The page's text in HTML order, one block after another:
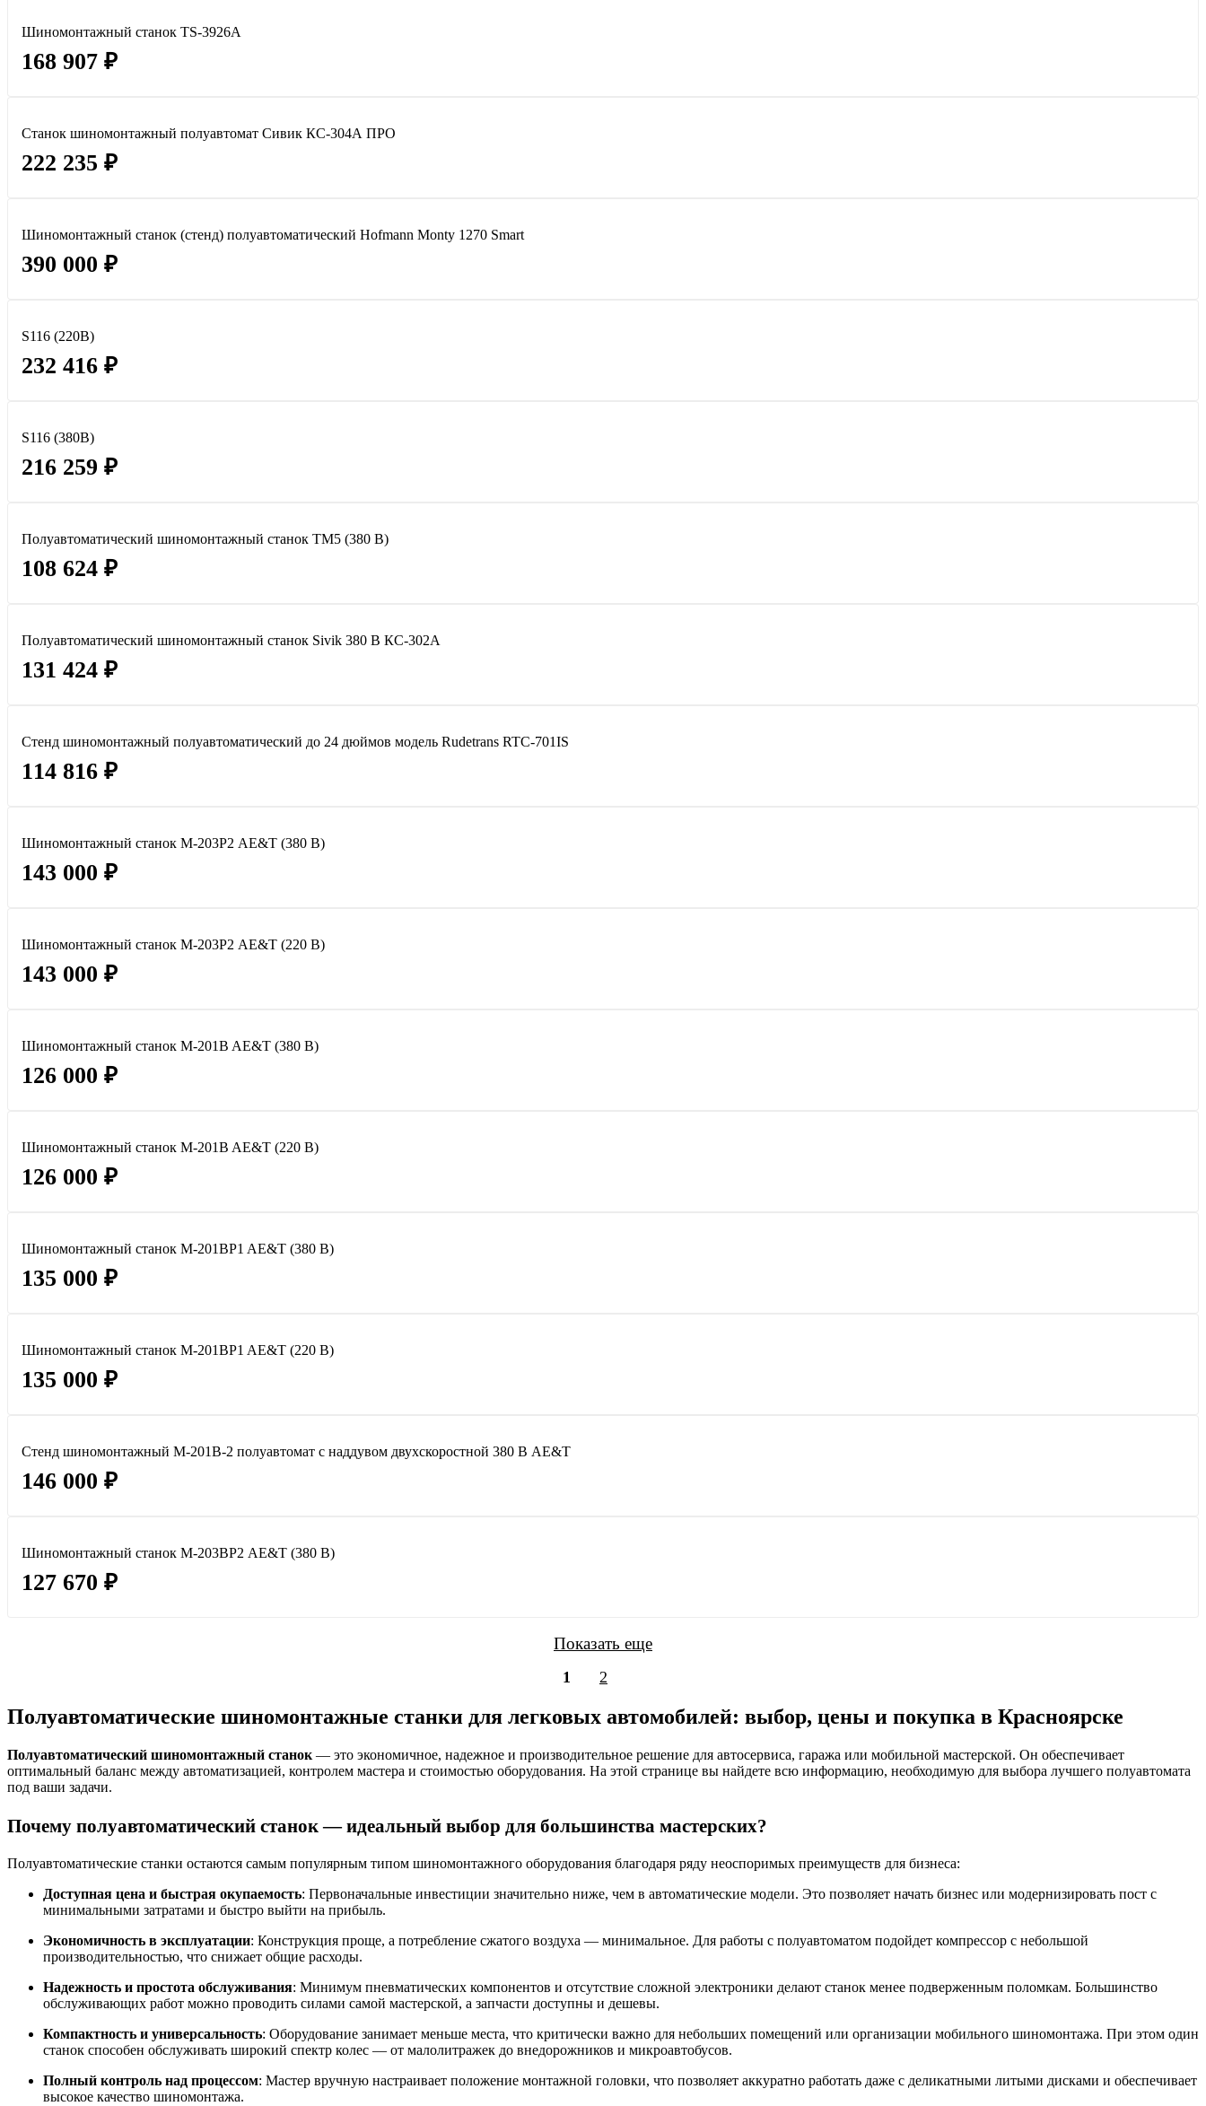
Шиномонтажный станок TS-3926A
168 907 ₽
Станок шиномонтажный полуавтомат Сивик КС-304А ПРО
222 235 ₽
Шиномонтажный станок (стенд) полуавтоматический Hofmann Monty 1270 Smart
390 000 ₽
S116 (220В)
232 416 ₽
S116 (380В)
216 259 ₽
Полуавтоматический шиномонтажный станок TM5 (380 В)
108 624 ₽
Полуавтоматический шиномонтажный станок Sivik 380 В КС-302А
131 424 ₽
Стенд шиномонтажный полуавтоматический до 24 дюймов модель Rudetrans RTC-701IS
114 816 ₽
Шиномонтажный станок М-203Р2 AE&T (380 В)
143 000 ₽
Шиномонтажный станок М-203Р2 AE&T (220 В)
143 000 ₽
Шиномонтажный станок M-201B AE&T (380 В)
126 000 ₽
Шиномонтажный станок M-201B AE&T (220 В)
126 000 ₽
Шиномонтажный станок M-201BP1 AE&T (380 В)
135 000 ₽
Шиномонтажный станок M-201BP1 AE&T (220 В)
135 000 ₽
Стенд шиномонтажный M-201B-2 полуавтомат с наддувом двухскоростной 380 В AE&T
146 000 ₽
Шиномонтажный станок M-203ВР2 AE&T (380 В)
127 670 ₽
Показать еще
1 2
Полуавтоматические шиномонтажные станки для легковых автомобилей: выбор, цены и покупка в Красноярске
Полуавтоматический шиномонтажный станок — это экономичное, надежное и производительное решение для автосервиса, гаража или мобильной мастерской. Он обеспечивает
оптимальный баланс между автоматизацией, контролем мастера и стоимостью оборудования. На этой странице вы найдете всю информацию, необходимую для выбора лучшего полуавтомата
под ваши задачи.
Почему полуавтоматический станок — идеальный выбор для большинства мастерских?
Полуавтоматические станки остаются самым популярным типом шиномонтажного оборудования благодаря ряду неоспоримых преимуществ для бизнеса:
Доступная цена и быстрая окупаемость: Первоначальные инвестиции значительно ниже, чем в автоматические модели. Это позволяет начать бизнес или модернизировать пост с
минимальными затратами и быстро выйти на прибыль.
Экономичность в эксплуатации: Конструкция проще, а потребление сжатого воздуха — минимальное. Для работы с полуавтоматом подойдет компрессор с небольшой
производительностью, что снижает общие расходы.
Надежность и простота обслуживания: Минимум пневматических компонентов и отсутствие сложной электроники делают станок менее подверженным поломкам. Большинство
обслуживающих работ можно проводить силами самой мастерской, а запчасти доступны и дешевы.
Компактность и универсальность: Оборудование занимает меньше места, что критически важно для небольших помещений или организации мобильного шиномонтажа. При этом один
станок способен обслуживать широкий спектр колес — от малолитражек до внедорожников и микроавтобусов.
Полный контроль над процессом: Мастер вручную настраивает положение монтажной головки, что позволяет аккуратно работать даже с деликатными литыми дисками и обеспечивает
высокое качество шиномонтажа.